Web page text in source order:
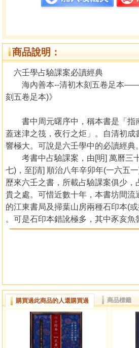
商品說明：
六壬學占驗課案必讀經典
海內善本--清初木刻五卷足本——
刻五卷足本)》
書中周元曙序中，稱本書是「指
蓋迷津之筏，夜行之炬」。自清初成
響極大。可說是六壬學中的必讀經典。
考書中占驗課案，由[明] 萬曆三
七)，至[清] 順治八年辛卯年(一六五
歷來六壬之書，所載占驗課案俱少，
貴之處。可惜近數十年，本書坊間流
的江東書局及掃葉山房兩種石印本(
。可是石印本錯訛極多，其中豕亥魚
能卒讀。本書初刻本於康熙間，不
錄。現今所見最善版本是虛白廬藏
源》、《六壬經緯》、《六壬眎斯》
六壬鈔本如《六壬秘斷》、《大六
徑》、《大六壬總要》、《秘傳六壬
鈐占》等秘本，當可窺大六壬之堂奥
初年六壬名著入手，如韋千里《六壬
購買過此商品的人還購買過 商品標籤